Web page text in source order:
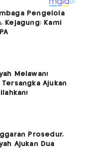
Pengelola
Kejagung: Kami
Melawan!
Ajukan
Prosedur,
Ajukan Dua